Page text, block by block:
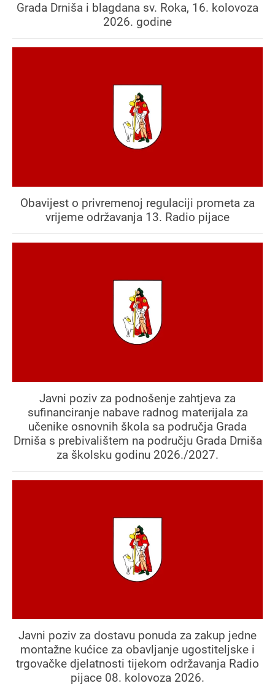
Grada Drniša i blagdana sv. Roka, 16. kolovoza
2026. godine
Obavijest o privremenoj regulaciji prometa za
vrijeme održavanja 13. Radio pijace
Javni poziv za podnošenje zahtjeva za
sufinanciranje nabave radnog materijala za
učenike osnovnih škola sa područja Grada
Drniša s prebivalištem na području Grada Drniša
za školsku godinu 2026./2027.
Javni poziv za dostavu ponuda za zakup jedne
montažne kućice za obavljanje ugostiteljske i
trgovačke djelatnosti tijekom održavanja Radio
pijace 08. kolovoza 2026.